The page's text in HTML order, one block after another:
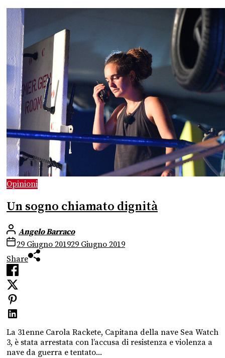
Opinioni
Un sogno chiamato dignità
Angelo Barraco
29 Giugno 201929 Giugno 2019
Share
La 31enne Carola Rackete, Capitana della nave Sea Watch
3, è stata arrestata con l’accusa di resistenza e violenza a
nave da guerra e tentato...